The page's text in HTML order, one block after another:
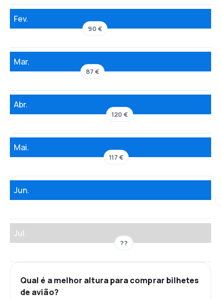
Fev.
90 €
Mar.
87 €
Abr.
120 €
Mai.
117 €
Jun.
Jul.
??
Qual é a melhor altura para comprar bilhetes
de avião?